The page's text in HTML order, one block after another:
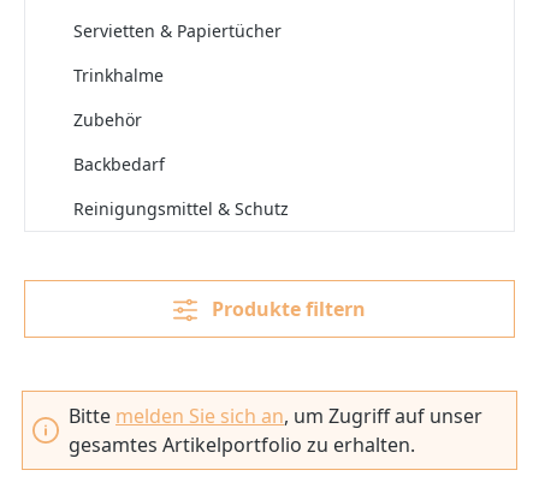
Servietten & Papiertücher
Trinkhalme
Zubehör
Backbedarf
Reinigungsmittel & Schutz
Produkte filtern
Bitte melden Sie sich an, um Zugriff auf unser
gesamtes Artikelportfolio zu erhalten.